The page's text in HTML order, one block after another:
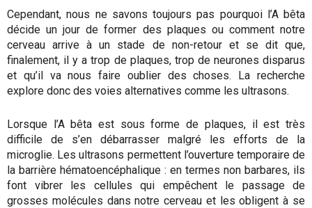
Cependant, nous ne savons toujours pas pourquoi l’A bêta
décide un jour de former des plaques ou comment notre
cerveau arrive à un stade de non-retour et se dit que,
finalement, il y a trop de plaques, trop de neurones disparus
et qu’il va nous faire oublier des choses. La recherche
explore donc des voies alternatives comme les ultrasons.
Lorsque l’A bêta est sous forme de plaques, il est très
difficile de s’en débarrasser malgré les efforts de la
microglie. Les ultrasons permettent l’ouverture temporaire de
la barrière hématoencéphalique : en termes non barbares, ils
font vibrer les cellules qui empêchent le passage de
grosses molécules dans notre cerveau et les obligent à se